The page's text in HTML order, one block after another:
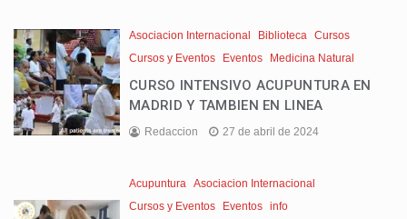
Asociacion Internacional Biblioteca
Cursos
Cursos y Eventos
Eventos Medicina Natural
CURSO INTENSIVO ACUPUNTURA EN
MADRID Y TAMBIEN EN LINEA
Redaccion 27 de abril de 2024
Acupuntura
Asociacion Internacional
Cursos y Eventos
Eventos info